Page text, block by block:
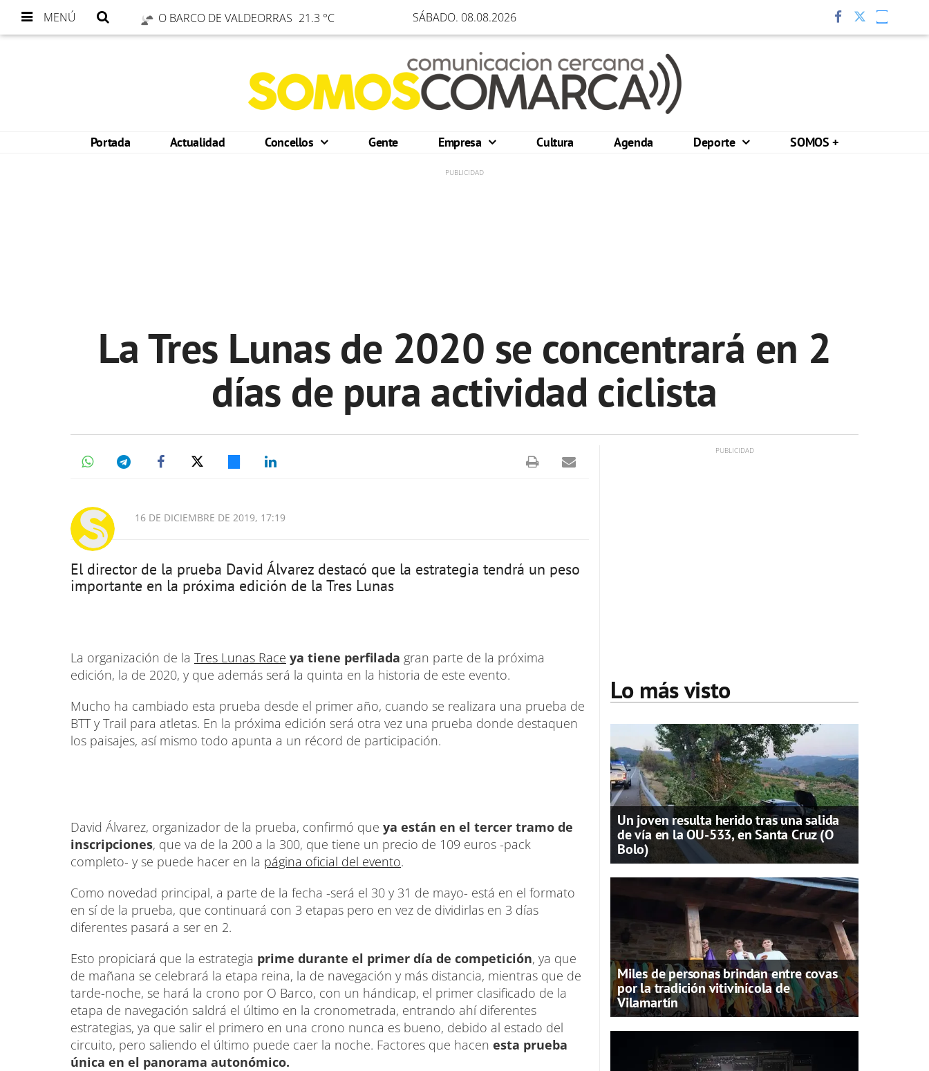
MENÚ O BARCO DE VALDEORRAS 21.3 °C SÁBADO. 08.08.2026
Portada Actualidad Concellos Gente Empresa Cultura Agenda Deporte SOMOS +
La Tres Lunas de 2020 se concentrará en 2
días de pura actividad ciclista
16 DE DICIEMBRE DE 2019, 17:19
El director de la prueba David Álvarez destacó que la estrategia tendrá un peso
importante en la próxima edición de la Tres Lunas
La organización de la Tres Lunas Race ya tiene perfilada gran parte de la próxima
edición, la de 2020, y que además será la quinta en la historia de este evento.
Mucho ha cambiado esta prueba desde el primer año, cuando se realizara una prueba de
BTT y Trail para atletas. En la próxima edición será otra vez una prueba donde destaquen
los paisajes, así mismo todo apunta a un récord de participación.
David Álvarez, organizador de la prueba, confirmó que ya están en el tercer tramo de
inscripciones, que va de la 200 a la 300, que tiene un precio de 109 euros -pack
completo- y se puede hacer en la página oficial del evento.
Como novedad principal, a parte de la fecha -será el 30 y 31 de mayo- está en el formato
en sí de la prueba, que continuará con 3 etapas pero en vez de dividirlas en 3 días
diferentes pasará a ser en 2.
Esto propiciará que la estrategia prime durante el primer día de competición, ya que
de mañana se celebrará la etapa reina, la de navegación y más distancia, mientras que de
tarde-noche, se hará la crono por O Barco, con un hándicap, el primer clasificado de la
etapa de navegación saldrá el último en la cronometrada, entrando ahí diferentes
estrategias, ya que salir el primero en una crono nunca es bueno, debido al estado del
circuito, pero saliendo el último puede caer la noche. Factores que hacen esta prueba
única en el panorama autonómico.
Lo más visto
Un joven resulta herido tras una salida
de vía en la OU-533, en Santa Cruz (O
Bolo)
Miles de personas brindan entre covas
por la tradición vitivinícola de
Vilamartín